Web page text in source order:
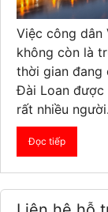
Việc công dân
không còn là
thời gian đang
Đài Loan được
rất nhiều
Đọc tiếp